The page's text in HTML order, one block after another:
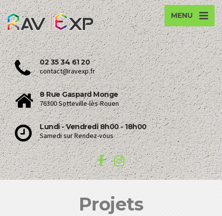
MENU
02 35 34 61 20
contact@ravexp.fr
8 Rue Gaspard Monge
76300 Sotteville-lès-Rouen
Lundi - Vendredi 8h00 - 18h00
Samedi sur Rendez-vous
Projets